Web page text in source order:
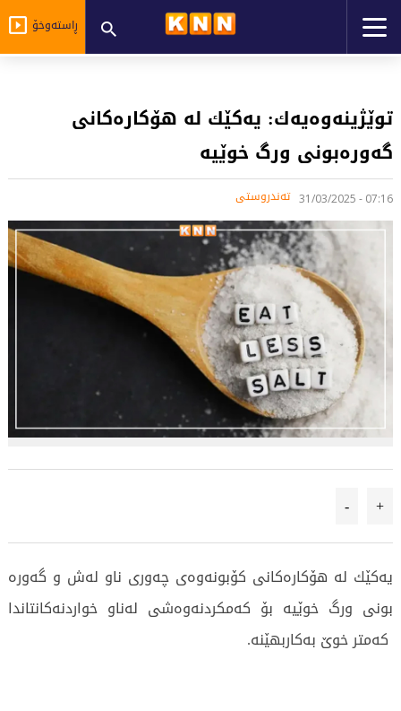
ڕاستەوخۆ
توێژینەوەیەك: یەكێك لە هۆكارەكانی
گەورەبونی ورگ خوێیە
07:16 - 31/03/2025 تەندروستی
+
-
یەكێك لە هۆكارەكانی كۆبونەوەی چەوری ناو لەش و گەورە
بونی ورگ خوێیە بۆ كەمكردنەوەشی لەناو خواردنەكانتاندا
كەمتر خوێ بەكاربهێنە.